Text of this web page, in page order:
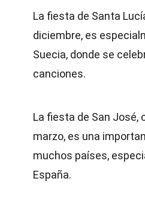
La fiesta de Santa
diciembre, es
Suecia, donde se
canciones.
La fiesta de San José,
marzo, es una
muchos países,
España.